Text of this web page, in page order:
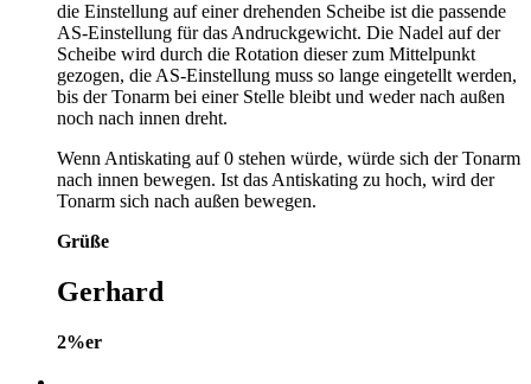
die Einstellung auf einer drehenden Scheibe ist die passende
AS-Einstellung für das Andruckgewicht. Die Nadel auf der
Scheibe wird durch die Rotation dieser zum Mittelpunkt
gezogen, die AS-Einstellung muss so lange eingetellt werden,
bis der Tonarm bei einer Stelle bleibt und weder nach außen
noch nach innen dreht.
Wenn Antiskating auf 0 stehen würde, würde sich der Tonarm
nach innen bewegen. Ist das Antiskating zu hoch, wird der
Tonarm sich nach außen bewegen.
Grüße
Gerhard
2%er